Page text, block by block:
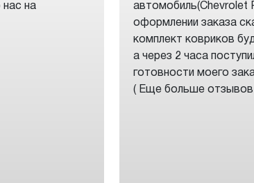
на
автомобиль(Chevrolet
оформлении заказа
комплект ковриков
а через 2 часа
готовности моего
( Еще больше отзывов